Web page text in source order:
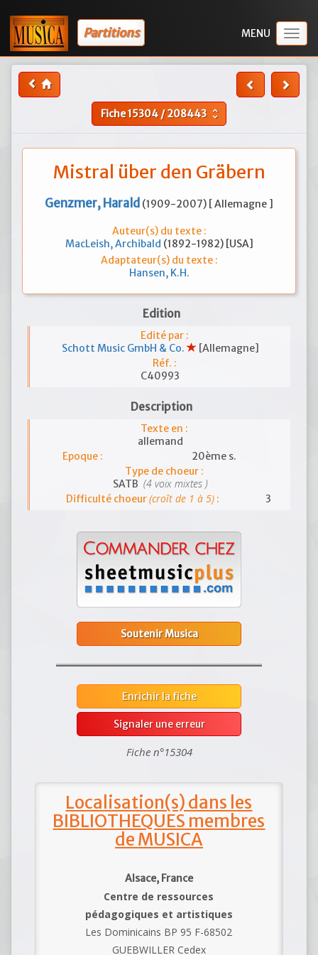
Partitions
Fiche15304/208443 unfold_more
Mistral über den Gräbern
Genzmer, Harald (1909-2007) [ Allemagne ]
Auteur(s) du texte :
MacLeish, Archibald (1892-1982) [USA]
Adaptateur(s) du texte :
Hansen, K.H.
Edition
Edité par :
Schott Music GmbH & Co.
[Allemagne]
Réf. :
C40993
Description
Texte en :
allemand
Epoque :
20ème s.
Type de choeur :
SATB (4 voix mixtes )
Difficulté choeur(croît de 1 à 5): 3
Soutenir Musica
Enrichir la fiche
Signaler une erreur
Fiche n°15304
Localisation(s) dans les
BIBLIOTHEQUES membres
de MUSICA
Alsace, France
Centre de ressources
pédagogiques et artistiques
Les Dominicains BP 95 F-68502
GUEBWILLER Cedex